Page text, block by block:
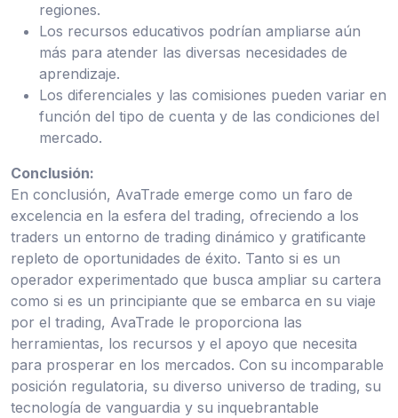
regiones.
Los recursos educativos podrían ampliarse aún
más para atender las diversas necesidades de
aprendizaje.
Los diferenciales y las comisiones pueden variar en
función del tipo de cuenta y de las condiciones del
mercado.
Conclusión:
En conclusión, AvaTrade emerge como un faro de
excelencia en la esfera del trading, ofreciendo a los
traders un entorno de trading dinámico y gratificante
repleto de oportunidades de éxito. Tanto si es un
operador experimentado que busca ampliar su cartera
como si es un principiante que se embarca en su viaje
por el trading, AvaTrade le proporciona las
herramientas, los recursos y el apoyo que necesita
para prosperar en los mercados. Con su incomparable
posición regulatoria, su diverso universo de trading, su
tecnología de vanguardia y su inquebrantable